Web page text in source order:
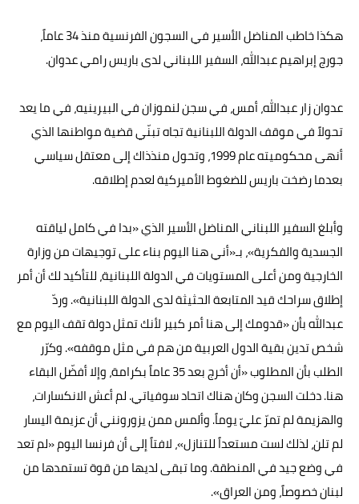
هكذا خاطب المناضل الأسير في السجون الفرنسية منذ 34 عاماً،
جورج إبراهيم عبدالله، السفير اللبناني لدى باريس رامي عدوان.
عدوان زار عبدالله، أمس، في سجن لنموزان في البيرينيه، في ما يعد
تحولاً في موقف الدولة اللبنانية تجاه تبنّي قضية مواطنها الذي
أنهى محكوميته عام 1999، وتحول منذذاك إلى معتقل سياسي
بعدما رضخت باريس للضغوط الأميركية لعدم إطلاقه.
وأبلغ السفير اللبناني المناضل الأسير الذي «بدا في كامل لياقته
الجسدية والفكرية»، بـ«أني هنا اليوم بناء على توجيهات من وزارة
الخارجية ومن أعلى المستويات في الدولة اللبنانية، للتأكيد لك أن أمر
إطلاق سراحك قيد المتابعة الحثيثة لدى الدولة اللبنانية». وردّ
عبدالله بأن «قدومك إلى هنا أمر كبير لأنك تمثل دولة تقف اليوم مع
شخص تدين بقية الدول العربية من هم في مثل موقفه». وكرّر
الطلب بأن المطلوب «أن أخرج بعد 35 عاماً بكرامة، وإلا أفضّل البقاء
هنا. دخلت السجن وكان هناك اتحاد سوفياتي. لم أعش الانكسارات،
والهزيمة لم تمرّ عليّ يوماً. وألمس ممن يزورونني أن عزيمة اليسار
لم تلن، لذلك لست مستعداً للتنازل»، لافتاً إلى أن فرنسا اليوم «لم تعد
في وضع جيد في المنطقة. وما تبقى لديها من قوة تستمدها من
لبنان خصوصاً، ومن العراق».